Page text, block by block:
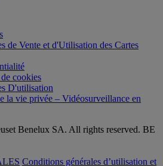
de Vente et d'Utilisation des Cartes
cookies
D'utilisation
la vie privée – Vidéosurveillance en
Benelux SA. All rights reserved. BE
Conditions générales d’utilisation et